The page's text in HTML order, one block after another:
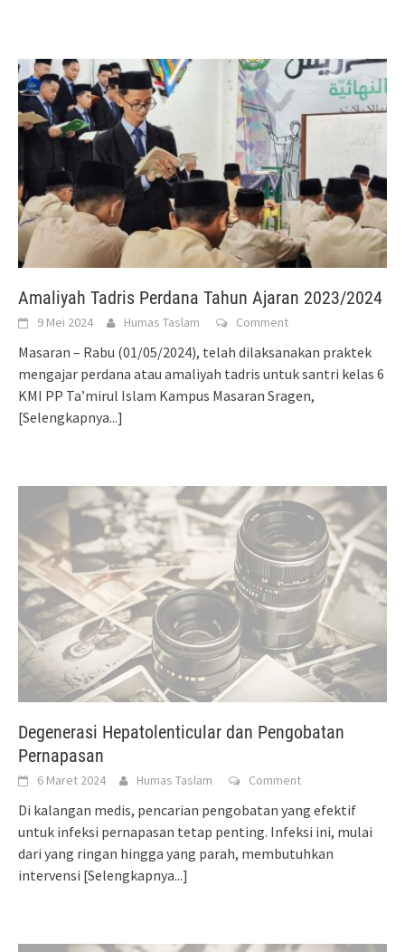
Amaliyah Tadris Perdana Tahun Ajaran 2023/2024
9 Mei 2024 Humas Taslam Comment
Masaran – Rabu (01/05/2024), telah dilaksanakan praktek
mengajar perdana atau amaliyah tadris untuk santri kelas 6
KMI PP Ta’mirul Islam Kampus Masaran Sragen,
[Selengkapnya...]
Degenerasi Hepatolenticular dan Pengobatan
Pernapasan
6 Maret 2024 Humas Taslam Comment
Di kalangan medis, pencarian pengobatan yang efektif
untuk infeksi pernapasan tetap penting. Infeksi ini, mulai
dari yang ringan hingga yang parah, membutuhkan
intervensi [Selengkapnya...]